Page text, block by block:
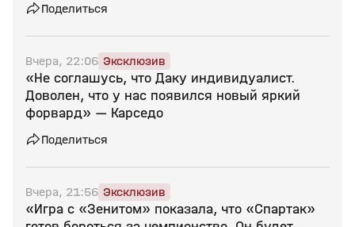
Поделиться
Вчера, 22:06 Эксклюзив
«Не соглашусь, что Даку индивидуалист.
Доволен, что у нас появился новый яркий
форвард» — Карседо
Поделиться
Вчера, 21:56 Эксклюзив
«Игра с «Зенитом» показала, что «Спартак»